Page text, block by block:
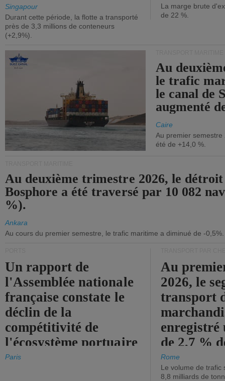
Singapour
Durant cette période, la flotte a transporté
près de 3,3 millions de conteneurs
(+2,9%).
La marge brute
de 22 %.
Au
le trafic
le canal de
augmenté
Caire
Au premier
été de +14,0 %.
Au deuxième trimestre 2026, le
Bosphore a été traversé par 10 082
%).
Ankara
Au cours du premier semestre, le trafic maritime a diminué de -0,5%.
Un rapport de
l'Assemblée nationale
française constate le
déclin de la
compétitivité de
l'écosystème portuaire
de l'État.
Paris
Au
2026, le
transport
enregistré
de 2,7 %
chiffre
Rome
Le volume de trafic
8,8 milliards de